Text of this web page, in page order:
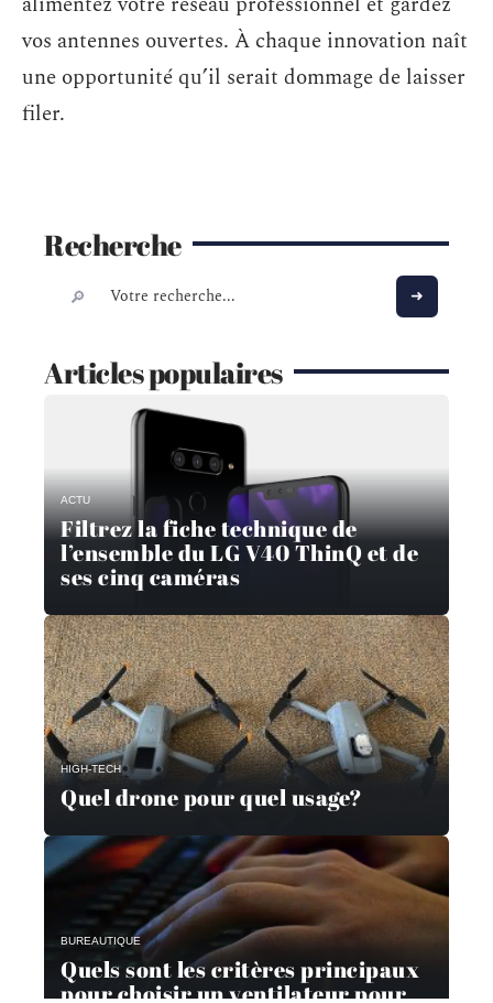
vos antennes ouvertes. À chaque innovation naît
une opportunité qu’il serait dommage de laisser
filer.
Recherche
Articles populaires
ACTU
Filtrez la fiche technique de
l’ensemble du LG V40 ThinQ et de
ses cinq caméras
HIGH-TECH
Quel drone pour quel usage?
BUREAUTIQUE
Quels sont les critères principaux
pour choisir un ventilateur pour